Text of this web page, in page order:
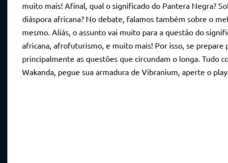
muito mais! Afinal, qual o significado do Pantera Negra?
diáspora africana? No debate, falamos também sobre o
mesmo. Aliás, o assunto vai muito para a questão do
africana, afrofuturismo, e muito mais! Por isso, se
principalmente as questões que circundam o longa. Tudo
Wakanda, pegue sua armadura de Vibranium, aperte o